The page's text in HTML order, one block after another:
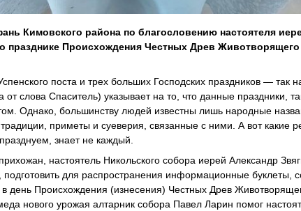
Кимовского района по благословению настоятеля
празднике Происхождения Честных Древ Животворящего
поста и трех больших Господских праздников —
слова Спаситель) указывает на то, что данные праздники,
Однако, большинству людей известны лишь народные
приметы и суеверия, связанные с ними. А вот какие
знает не каждый.
настоятель Никольского собора иерей Александр
подготовить для распространения информационные
в день Происхождения (изнесения) Честных Древ
нового урожая алтарник собора Павел Ларин помог